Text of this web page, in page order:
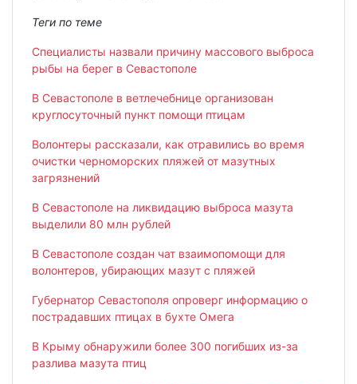
Теги по теме
Специалисты назвали причину массового выброса
рыбы на берег в Севастополе
В Севастополе в ветлечебнице организован
круглосуточный пункт помощи птицам
Волонтеры рассказали, как отравились во время
очистки черноморских пляжей от мазутных
загрязнений
В Севастополе на ликвидацию выброса мазута
выделили 80 млн рублей
В Севастополе создан чат взаимопомощи для
волонтеров, убирающих мазут с пляжей
Губернатор Севастополя опроверг информацию о
пострадавших птицах в бухте Омега
В Крыму обнаружили более 300 погибших из-за
разлива мазута птиц